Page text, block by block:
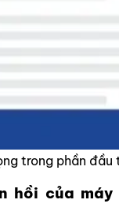
trong phần
hồi của máy